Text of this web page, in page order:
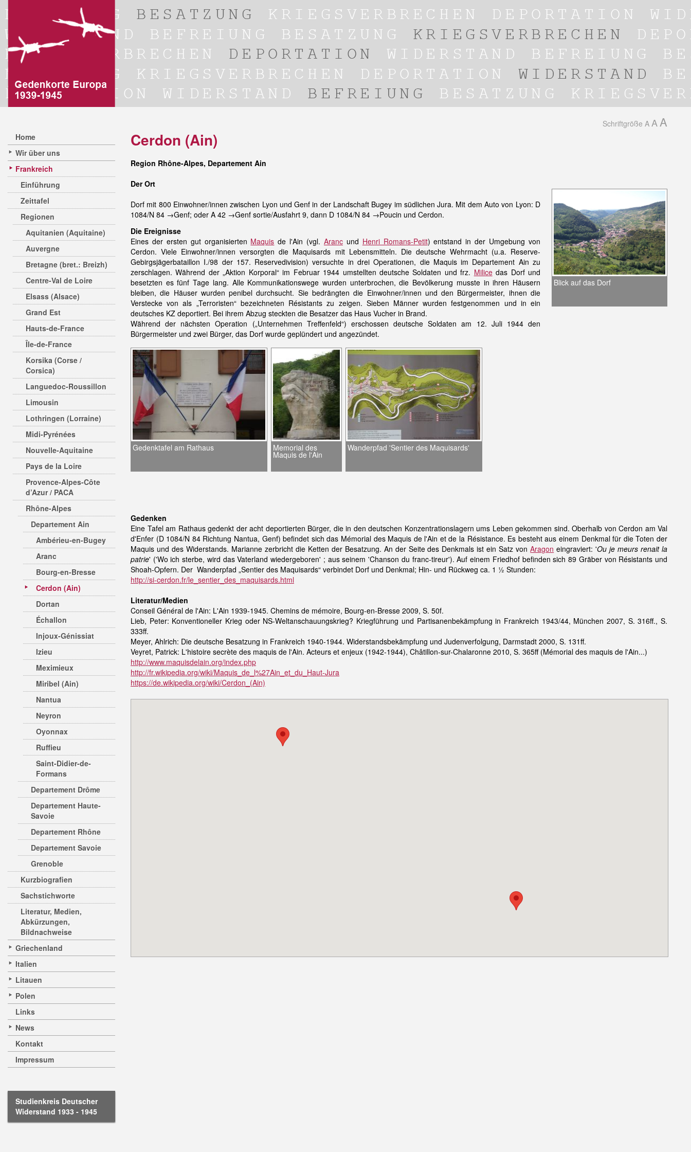
Home
Wir über uns
Frankreich
Einführung
Zeittafel
Regionen
Aquitanien (Aquitaine)
Auvergne
Bretagne (bret.: Breizh)
Centre-Val de Loire
Elsass (Alsace)
Grand Est
Hauts-de-France
Île-de-France
Korsika (Corse /
Corsica)
Languedoc-Roussillon
Limousin
Lothringen (Lorraine)
Midi-Pyrénées
Nouvelle-Aquitaine
Pays de la Loire
Provence-Alpes-Côte
d’Azur / PACA
Rhône-Alpes
Departement Ain
Ambérieu-en-Bugey
Aranc
Bourg-en-Bresse
Cerdon (Ain)
Dortan
Échallon
Injoux-Génissiat
Izieu
Meximieux
Miribel (Ain)
Nantua
Neyron
Oyonnax
Ruffieu
Saint-Didier-de-
Formans
Departement Drôme
Departement Haute-
Savoie
Departement Rhône
Departement Savoie
Grenoble
Kurzbiografien
Sachstichworte
Literatur, Medien,
Abkürzungen,
Bildnachweise
Griechenland
Italien
Litauen
Polen
Links
News
Kontakt
Impressum
Studienkreis Deutscher
Widerstand 1933 - 1945
Schriftgröße A A A
Cerdon (Ain)
Region Rhône-Alpes, Departement Ain
Der Ort
Blick auf das Dorf
Dorf mit 800 Einwohner/innen zwischen Lyon und Genf in der Landschaft Bugey im südlichen Jura. Mit dem Auto von Lyon: D
1084/N 84 →Genf; oder A 42 →Genf sortie/Ausfahrt 9, dann D 1084/N 84 →Poucin und Cerdon.
Die Ereignisse
Eines der ersten gut organisierten Maquis de l'Ain (vgl. Arancund Henri Romans-Petit) entstand in der Umgebung von
Cerdon. Viele Einwohner/innen versorgten die Maquisards mit Lebensmitteln. Die deutsche Wehrmacht (u.a. Reserve-
Gebirgsjägerbataillon I./98 der 157. Reservedivision) versuchte in drei Operationen, die Maquis im Departement Ain zu
zerschlagen. Während der „Aktion Korporal“ im Februar 1944 umstellten deutsche Soldaten und frz. Milicedas Dorf und
besetzten es fünf Tage lang. Alle Kommunikationswege wurden unterbrochen, die Bevölkerung musste in ihren Häusern
bleiben, die Häuser wurden penibel durchsucht. Sie bedrängten die Einwohner/innen und den Bürgermeister, ihnen die
Verstecke von als „Terroristen“ bezeichneten Résistants zu zeigen. Sieben Männer wurden festgenommen und in ein
deutsches KZ deportiert. Bei ihrem Abzug steckten die Besatzer das Haus Vucher in Brand.
Während der nächsten Operation („Unternehmen Treffenfeld“) erschossen deutsche Soldaten am 12. Juli 1944 den
Bürgermeister und zwei Bürger, das Dorf wurde geplündert und angezündet.
Gedenktafel am Rathaus Memorial des
Maquis de l'Ain
Wanderpfad 'Sentier des Maquisards'
Gedenken
Eine Tafel am Rathaus gedenkt der acht deportierten Bürger, die in den deutschen Konzentrationslagern ums Leben gekommen sind. Oberhalb von Cerdon am Val
d'Enfer (D 1084/N 84 Richtung Nantua, Genf) befindet sich das Mémorial des Maquis de l'Ain et de la Résistance. Es besteht aus einem Denkmal für die Toten der
Maquis und des Widerstands. Marianne zerbricht die Ketten der Besatzung. An der Seite des Denkmals ist ein Satz vonAragon eingraviert: 'Ou je meurs renait la
patrie' ('Wo ich sterbe, wird das Vaterland wiedergeboren' ; aus seinem 'Chanson du franc-tireur'). Auf einem Friedhof befinden sich 89 Gräber von Résistants und
Shoah-Opfern. Der Wanderpfad „Sentier des Maquisards“ verbindet Dorf und Denkmal; Hin- und Rückweg ca. 1 ½ Stunden:
http://si-cerdon.fr/le_sentier_des_maquisards.html
Literatur/Medien
Conseil Général de l'Ain: L'Ain 1939-1945. Chemins de mémoire, Bourg-en-Bresse 2009, S. 50f.
Lieb, Peter: Konventioneller Krieg oder NS-Weltanschauungskrieg? Kriegführung und Partisanenbekämpfung in Frankreich 1943/44, München 2007, S. 316ff., S.
333ff.
Meyer, Ahlrich: Die deutsche Besatzung in Frankreich 1940-1944. Widerstandsbekämpfung und Judenverfolgung, Darmstadt 2000, S. 131ff.
Veyret, Patrick: L'histoire secrète des maquis de l'Ain. Acteurs et enjeux (1942-1944), Châtillon-sur-Chalaronne 2010, S. 365ff (Mémorial des maquis de l'Ain...)
http://www.maquisdelain.org/index.php
http://fr.wikipedia.org/wiki/Maquis_de_l%27Ain_et_du_Haut-Jura
https://de.wikipedia.org/wiki/Cerdon_(Ain)